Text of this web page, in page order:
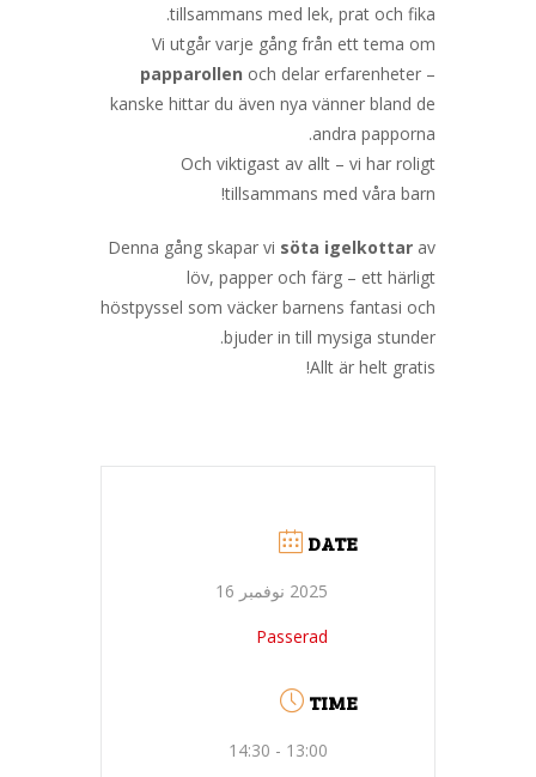
tillsammans med lek, prat och fika.
Vi utgår varje gång från ett tema om
papparollen och delar erfarenheter –
kanske hittar du även nya vänner bland de
andra papporna.
Och viktigast av allt – vi har roligt
tillsammans med våra barn!
Denna gång skapar vi söta igelkottar av
löv, papper och färg – ett härligt
höstpyssel som väcker barnens fantasi och
bjuder in till mysiga stunder.
Allt är helt gratis!
DATE
2025 نوفمبر 16
Passerad
TIME
13:00 - 14:30